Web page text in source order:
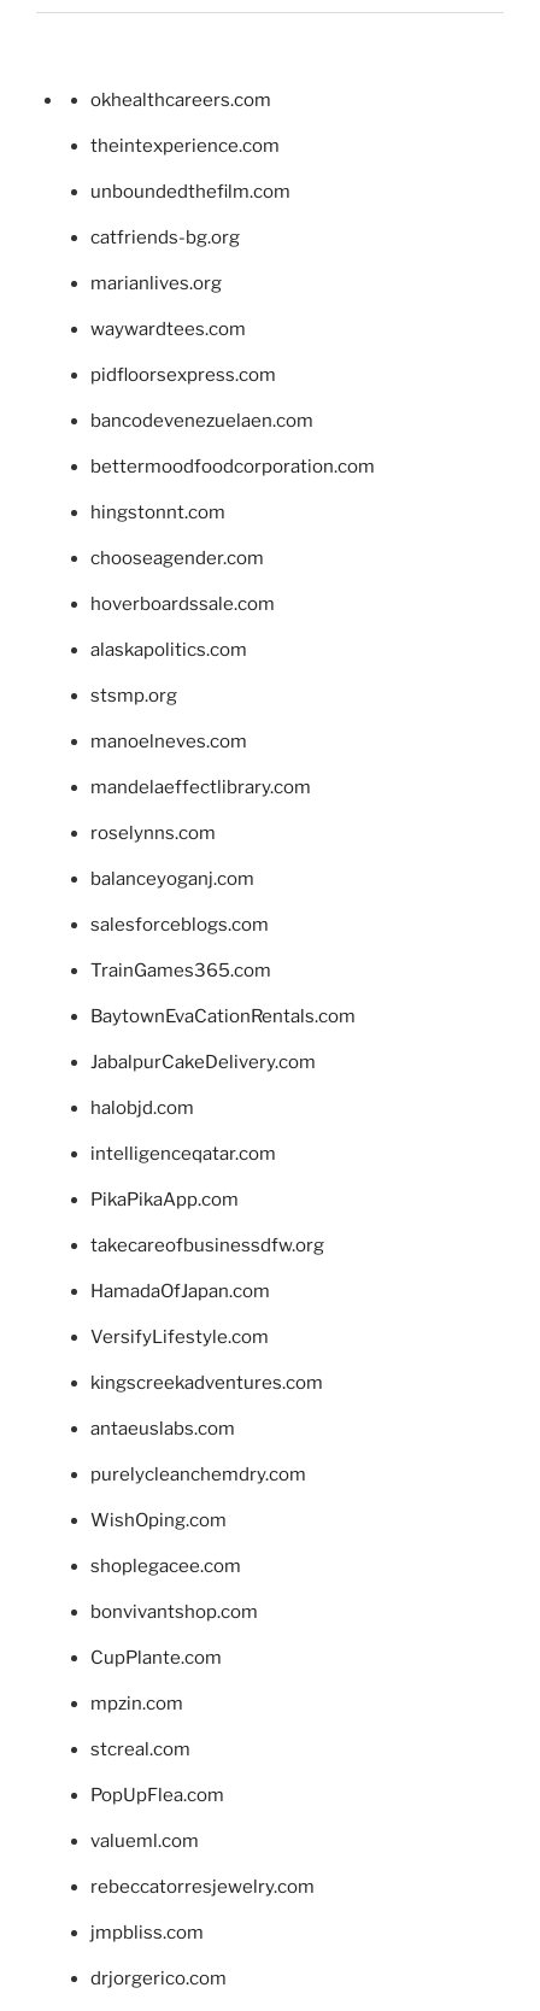
okhealthcareers.com
theintexperience.com
unboundedthefilm.com
catfriends-bg.org
marianlives.org
waywardtees.com
pidfloorsexpress.com
bancodevenezuelaen.com
bettermoodfoodcorporation.com
hingstonnt.com
chooseagender.com
hoverboardssale.com
alaskapolitics.com
stsmp.org
manoelneves.com
mandelaeffectlibrary.com
roselynns.com
balanceyoganj.com
salesforceblogs.com
TrainGames365.com
BaytownEvaCationRentals.com
JabalpurCakeDelivery.com
halobjd.com
intelligenceqatar.com
PikaPikaApp.com
takecareofbusinessdfw.org
HamadaOfJapan.com
VersifyLifestyle.com
kingscreekadventures.com
antaeuslabs.com
purelycleanchemdry.com
WishOping.com
shoplegacee.com
bonvivantshop.com
CupPlante.com
mpzin.com
stcreal.com
PopUpFlea.com
valueml.com
rebeccatorresjewelry.com
jmpbliss.com
drjorgerico.com